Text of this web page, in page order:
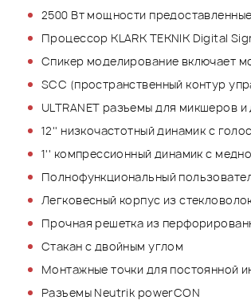
2500 Вт мощности
Процессор KLARK TEKNIK Digital
Спикер моделирование включает
SCC (пространственный контур
ULTRANET разъемы для микшеров
12'' низкочастотный динамик с
1'' компрессионный динамик с
Полнофункциональный
Легковесный корпус из
Прочная решетка из
Стакан с двойным углом
Монтажные точки для постоянной
Разъемы Neutrik powerCON